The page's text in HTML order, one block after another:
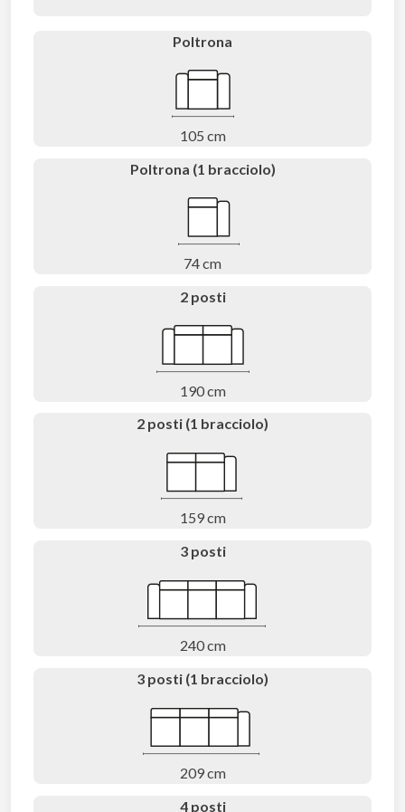
Poltrona
105 cm
Poltrona (1 bracciolo)
74 cm
2 posti
190 cm
2 posti (1 bracciolo)
159 cm
3 posti
240 cm
3 posti (1 bracciolo)
209 cm
4 posti